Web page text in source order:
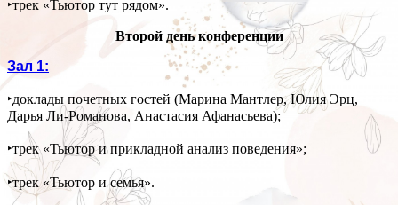
‣трек «Тьютор тут рядом».
Второй день конференции
Зал 1:
‣доклады почетных гостей (Марина Мантлер, Юлия Эрц,
Дарья Ли-Романова, Анастасия Афанасьева);
‣трек «Тьютор и прикладной анализ поведения»;
‣трек «Тьютор и семья».